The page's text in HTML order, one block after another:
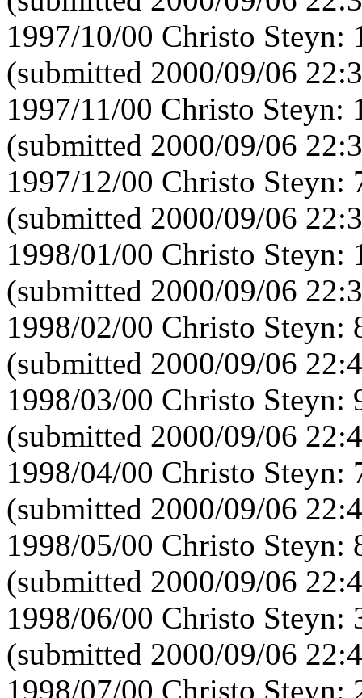
1997/10/00 Christo Steyn:
(submitted 2000/09/06
1997/11/00 Christo Steyn:
(submitted 2000/09/06
1997/12/00 Christo Steyn:
(submitted 2000/09/06
1998/01/00 Christo Steyn:
(submitted 2000/09/06
1998/02/00 Christo Steyn:
(submitted 2000/09/06
1998/03/00 Christo Steyn:
(submitted 2000/09/06
1998/04/00 Christo Steyn:
(submitted 2000/09/06
1998/05/00 Christo Steyn:
(submitted 2000/09/06
1998/06/00 Christo Steyn:
(submitted 2000/09/06
1998/07/00 Christo Steyn: